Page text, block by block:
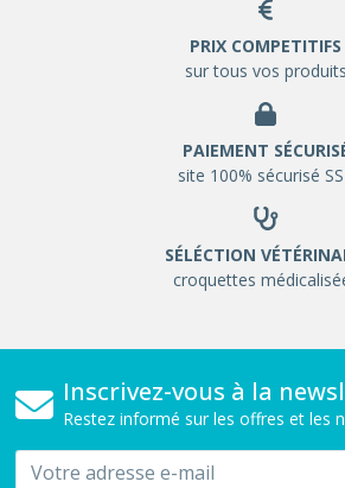
PRIX COMPETITIFS
sur tous vos produits
PAIEMENT
site 100% sécurisé
SÉLÉCTION
croquettes
Inscrivez-vous à la
Restez informé sur les offres et les
Email